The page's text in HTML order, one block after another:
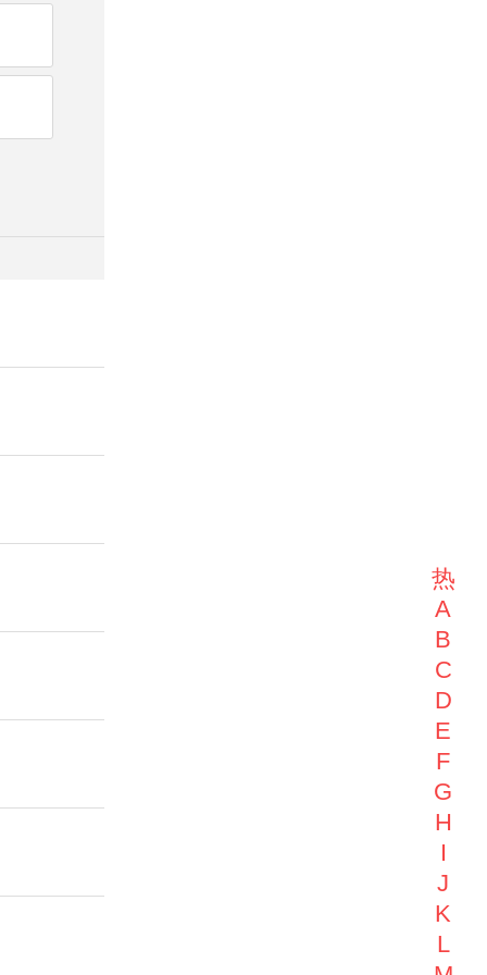
热
A
B
C
D
E
F
G
H
I
J
K
L